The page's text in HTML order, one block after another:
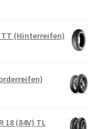
TT (Hinterreifen)
18 (84V) TL